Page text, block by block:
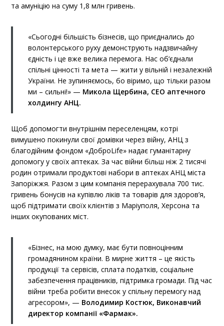
та амуніцію на суму 1,8 млн гривень.
«Сьогодні більшість бізнесів, що приєднались до
волонтерського руху демонструють надзвичайну
єдність і це вже велика перемога. Нас об‘єднали
спільні цінності та мета — жити у вільній і незалежній
України. Не зупиняємось, бо віримо, що тільки разом
ми – сильні!» — Микола Щербина, СЕО аптечного
холдингу АНЦ.
Щоб допомогти внутрішнім переселенцям, котрі
вимушено покинули свої домівки через війну, АНЦ з
благодійним фондом «ДоброLife» надає гуманітарну
допомогу у своїх аптеках. За час війни більш ніж 2 тисячі
родин отримали продуктові набори в аптеках АНЦ міста
Запоріжжя. Разом з цим компанія перерахувала 700 тис.
гривень бонусів на купівлю ліків та товарів для здоров’я,
щоб підтримати своїх клієнтів з Маріуполя, Херсона та
інших окупованих міст.
«Бізнес, на мою думку, має бути повноцінним
громадянином країни. В мирне життя – це якість
продукції та сервісів, сплата податків, соціальне
забезпечення працівників, підтримка громади. Під час
війни треба робити внесок у спільну перемогу над
агресором», — Володимир Костюк, Виконавчий
директор компанії «Фармак».